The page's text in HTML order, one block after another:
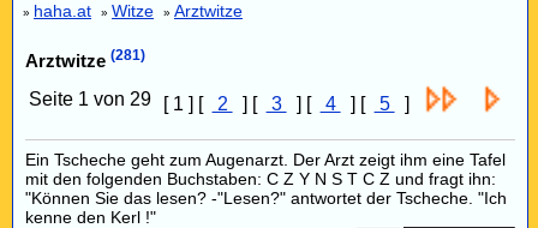
» haha.at » Witze » Arztwitze
Arztwitze (281)
Seite 1 von 29 [ 1 ] [ 2 ] [ 3 ] [ 4 ] [ 5 ]
Ein Tscheche geht zum Augenarzt. Der Arzt zeigt ihm eine Tafel
mit den folgenden Buchstaben: C Z Y N S T C Z und fragt ihn:
"Können Sie das lesen? -"Lesen?" antwortet der Tscheche. "Ich
kenne den Kerl !"